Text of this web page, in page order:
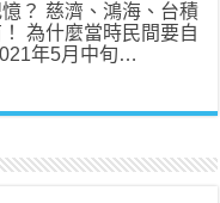
？ 慈濟、鴻海、台積
為什麼當時民間要自
年5月中旬…